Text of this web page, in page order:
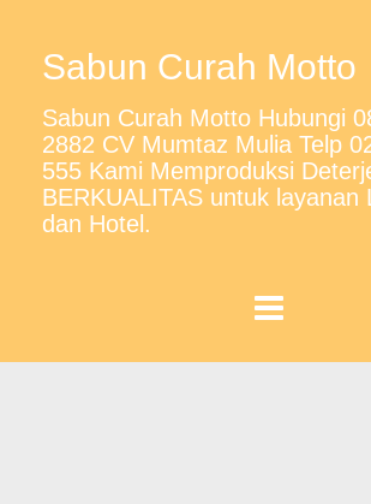
Sabun Curah Motto
Sabun Curah Motto Hubungi
2882 CV Mumtaz Mulia Telp
555 Kami Memproduksi
BERKUALITAS untuk layanan
dan Hotel.